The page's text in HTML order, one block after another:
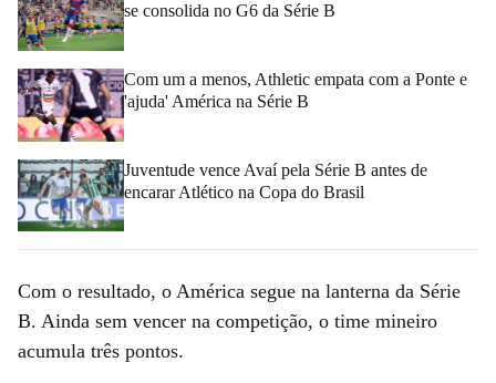
se consolida no G6 da Série B
Com um a menos, Athletic empata com a Ponte e
'ajuda' América na Série B
Juventude vence Avaí pela Série B antes de
encarar Atlético na Copa do Brasil
Com o resultado, o América segue na lanterna da Série
B. Ainda sem vencer na competição, o time mineiro
acumula três pontos.